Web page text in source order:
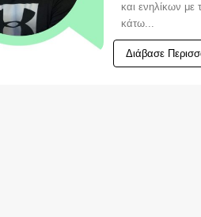
και ενηλίκων
κάτω...
Διάβασε